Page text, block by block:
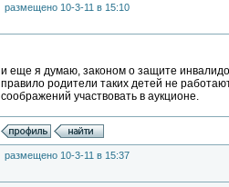
размещено 10-3-11 в 15:10
и еще я думаю, законом о защите
правило родители таких детей не
соображений участвовать в аукционе.
размещено 10-3-11 в 15:37